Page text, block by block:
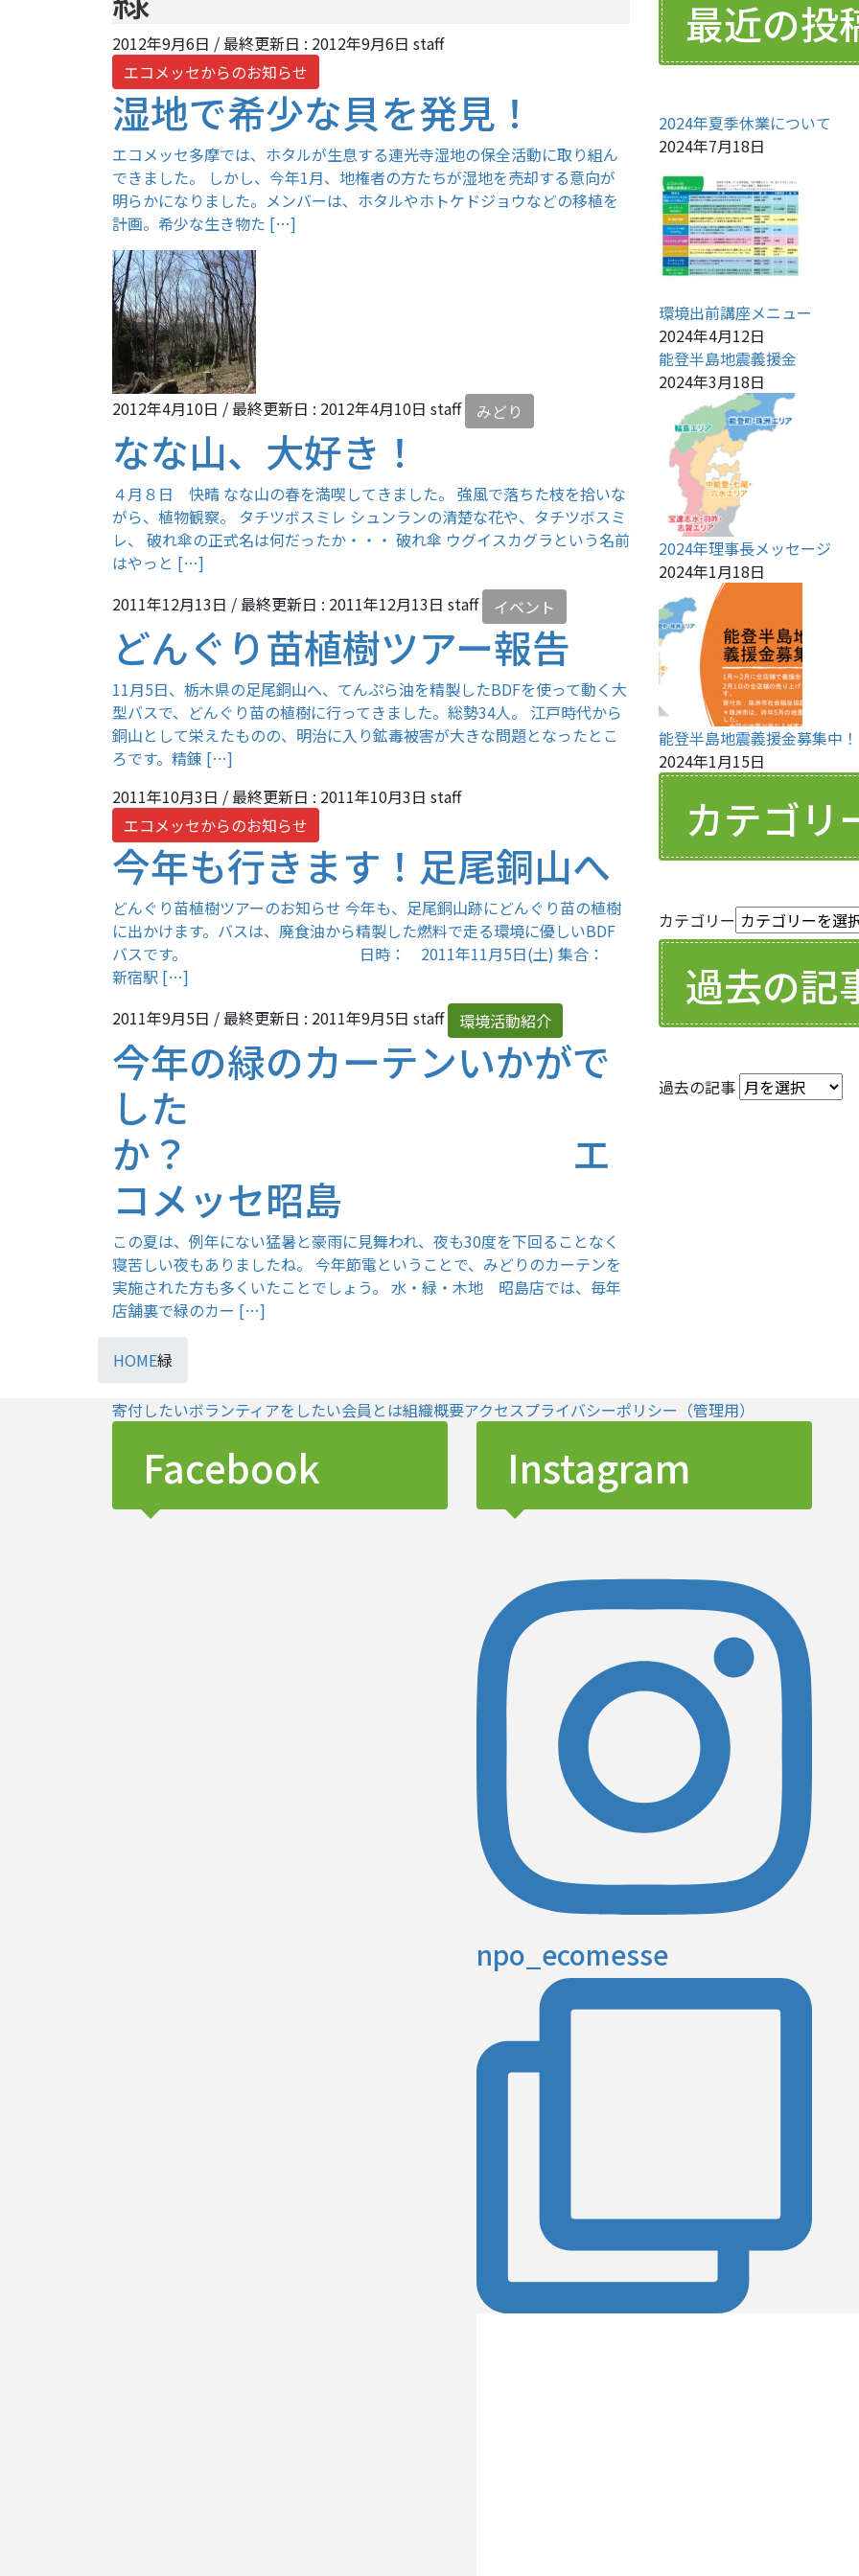
2012年9月6日 / 最終更新日 : 2012年9月6日 staff
エコメッセからのお知らせ
湿地で希少な貝を発見！
エコメッセ多摩では、ホタルが生息する連光寺湿地の保全活動に取り組ん
できました。 しかし、今年1月、地権者の方たちが湿地を売却する意向が
明らかになりました。メンバーは、ホタルやホトケドジョウなどの移植を
計画。希少な生き物た […]
2012年4月10日 / 最終更新日 : 2012年4月10日 staff みどり
なな山、大好き！
４月８日 快晴 なな山の春を満喫してきました。 強風で落ちた枝を拾いな
がら、植物観察。 タチツボスミレ シュンランの清楚な花や、タチツボスミ
レ、 破れ傘の正式名は何だったか・・・ 破れ傘 ウグイスカグラという名前
はやっと […]
2011年12月13日 / 最終更新日 : 2011年12月13日 staff イベント
どんぐり苗植樹ツアー報告
11月5日、栃木県の足尾銅山へ、てんぷら油を精製したBDFを使って動く大
型バスで、どんぐり苗の植樹に行ってきました。総勢34人。 江戸時代から
銅山として栄えたものの、明治に入り鉱毒被害が大きな問題となったとこ
ろです。精錬 […]
2011年10月3日 / 最終更新日 : 2011年10月3日 staff
エコメッセからのお知らせ
今年も行きます！足尾銅山へ
どんぐり苗植樹ツアーのお知らせ 今年も、足尾銅山跡にどんぐり苗の植樹
に出かけます。バスは、廃食油から精製した燃料で走る環境に優しいBDF
バスです。 日時： 2011年11月5日(土) 集合：
新宿駅 […]
2011年9月5日 / 最終更新日 : 2011年9月5日 staff 環境活動紹介
今年の緑のカーテンいかがで
した
か？ エ
コメッセ昭島
この夏は、例年にない猛暑と豪雨に見舞われ、夜も30度を下回ることなく
寝苦しい夜もありましたね。 今年節電ということで、みどりのカーテンを
実施された方も多くいたことでしょう。 水・緑・木地 昭島店では、毎年
店舗裏で緑のカー […]
最近の投
2024年夏季休業について
2024年7月18日
環境出前講座メニュー
2024年4月12日
能登半島地震義援金
2024年3月18日
2024年理事長メッセージ
2024年1月18日
能登半島地震義援金募集中！
2024年1月15日
カテゴリ
カテゴリー
過去の記
過去の記事
HOME緑
寄付したいボランティアをしたい会員とは組織概要アクセスプライバシーポリシー （管理用）
Facebook Instagram
npo_ecomesse